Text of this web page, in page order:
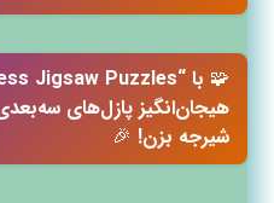
🧩
هیجان‌انگیز پازل‌های
شیرجه بزن! 🎉